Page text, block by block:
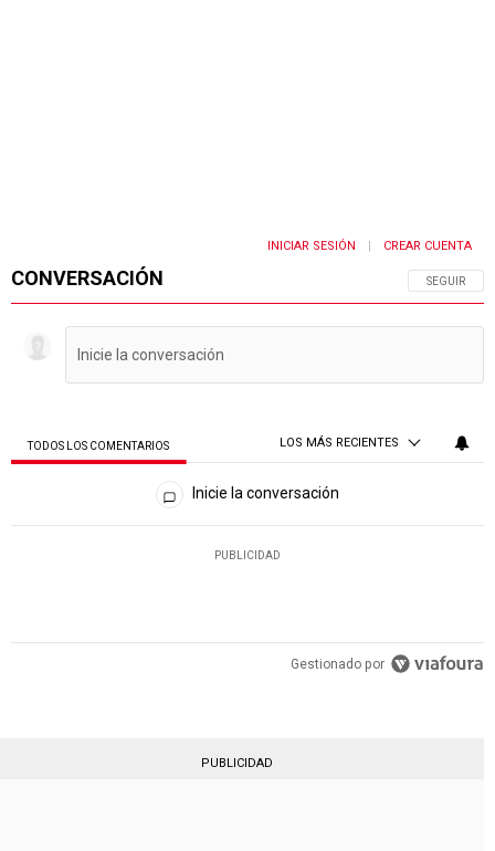
CONVERSACIÓN SIGA ESTA
SEGUIR
INICIAR SESIÓN CREAR CUENTA
TODOS LOS COMENTARIOS LOS MÁS RECIENTES
Todos los comentarios
Inicie la conversación
PUBLICIDAD
Gestionado por
PUBLICIDAD